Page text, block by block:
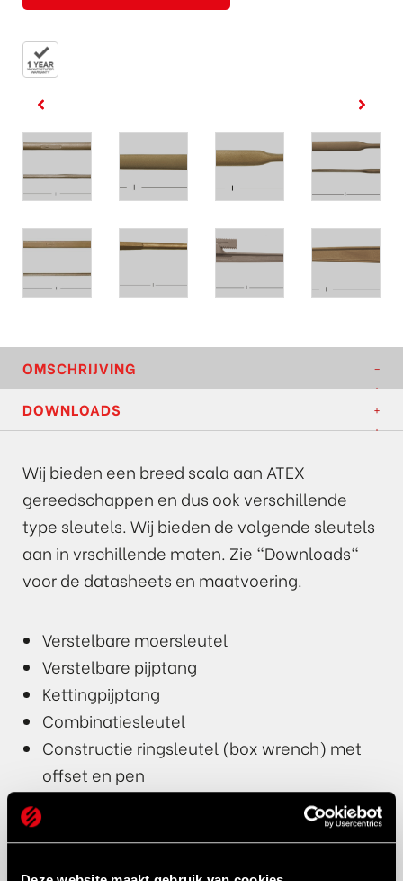
OMSCHRIJVING
DOWNLOADS
Wij bieden een breed scala aan ATEX
gereedschappen en dus ook verschillende
type sleutels. Wij bieden de volgende sleutels
aan in vrschillende maten. Zie "Downloads"
voor de datasheets en maatvoering.
Verstelbare moersleutel
Verstelbare pijptang
Kettingpijptang
Combinatiesleutel
Constructie ringsleutel (box wrench) met
offset en pen